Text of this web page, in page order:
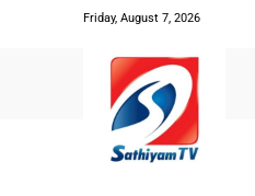
Friday, August 7, 2026